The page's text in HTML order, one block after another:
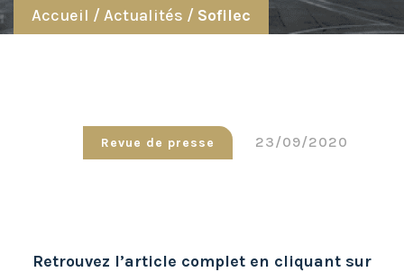
Revue de presse 23/09/2020
Accueil / Actualités / Sofilec
Retrouvez l’article complet en cliquant sur